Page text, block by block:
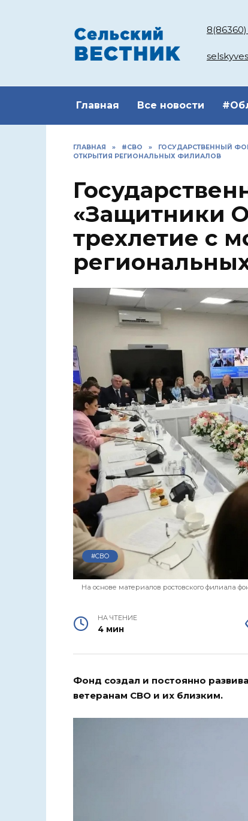
8(86360)
Главная Все новости
ГЛАВНАЯ » #СВО »
ГОСУДАРСТВЕННЫЙ
ОТКРЫТИЯ РЕГИОНАЛЬНЫХ ФИЛИАЛОВ
«Защитники
трехлетие с
#СВО
На основе материалов ростовского филиала
НА ЧТЕНИЕ
4 мин
Фонд создал и постоянно
ветеранам СВО и их близким.